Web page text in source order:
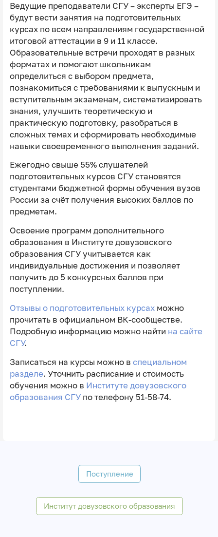
Ведущие преподаватели СГУ – эксперты ЕГЭ –
будут вести занятия на подготовительных
курсах по всем направлениям государственной
итоговой аттестации в 9 и 11 классе.
Образовательные встречи проходят в разных
форматах и помогают школьникам
определиться с выбором предмета,
познакомиться с требованиями к выпускным и
вступительным экзаменам, систематизировать
знания, улучшить теоретическую и
практическую подготовку, разобраться в
сложных темах и сформировать необходимые
навыки своевременного выполнения заданий.
Ежегодно свыше 55% слушателей
подготовительных курсов СГУ становятся
студентами бюджетной формы обучения вузов
России за счёт получения высоких баллов по
предметам.
Освоение программ дополнительного
образования в Институте довузовского
образования СГУ учитывается как
индивидуальные достижения и позволяет
получить до 5 конкурсных баллов при
поступлении.
Отзывы о подготовительных курсахможно
прочитать в официальном ВК-сообществе.
Подробную информацию можно найти на сайте
СГУ.
Записаться на курсы можно в специальном
разделе. Уточнить расписание и стоимость
обучения можно в Институте довузовского
образования СГУпо телефону 51-58-74.
Поступление
Институт довузовского образования